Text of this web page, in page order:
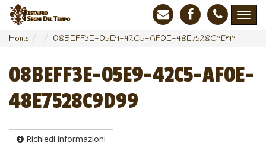
Home 08BEFF3E-05E9-42C5-AF0E-48E7528C9D99
08BEFF3E-05E9-42C5-AF0E-
48E7528C9D99
Richiedi informazioni